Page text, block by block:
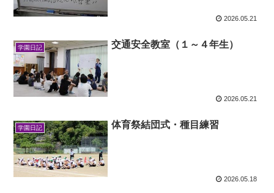
2026.05.21
学園日記 交通安全教室（１～４年生）
2026.05.21
学園日記 体育祭結団式・種目練習
2026.05.18